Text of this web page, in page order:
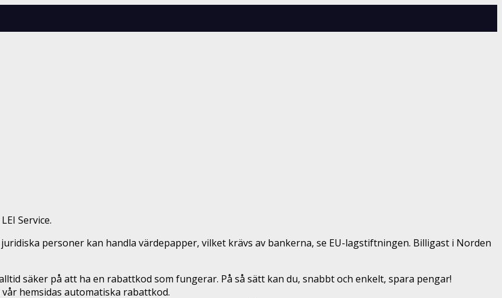
Service.
personer kan handla värdepapper, vilket krävs av bankerna, se EU-lagstiftningen. Billigast i Norden
säker på att ha en rabattkod som fungerar. På så sätt kan du, snabbt och enkelt, spara pengar!
vår hemsidas automatiska rabattkod.